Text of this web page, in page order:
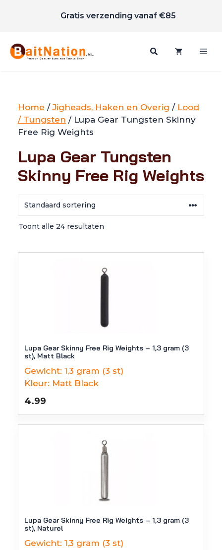
inhoud
Gratis verzending vanaf €85
Home /Jigheads, Haken en Overig / Lood
/ Tungsten / Lupa Gear Tungsten Skinny
Free Rig Weights
Lupa Gear Tungsten
Skinny Free Rig Weights
Toont alle 24 resultaten
Lupa Gear Skinny Free Rig Weights – 1,3 gram (3
st), Matt Black
Gewicht: 1,3 gram (3 st)
Kleur: Matt Black
4.99
Lupa Gear Skinny Free Rig Weights – 1,3 gram (3
st), Naturel
Gewicht: 1,3 gram (3 st)